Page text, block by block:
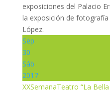
exposiciones del Palacio
la exposición de fotografía
López.
Sep
30
Sáb
2017
XXSemanaTeatro “La